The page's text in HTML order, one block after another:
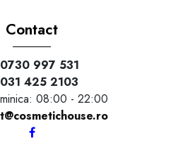
Contact
0730 997 531
031 425 2103
08:00 - 22:00